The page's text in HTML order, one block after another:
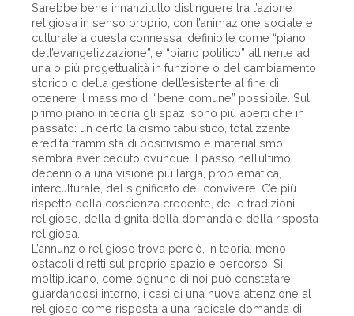
Sarebbe bene innanzitutto distinguere tra l’azione
religiosa in senso proprio, con l’animazione sociale e
culturale a questa connessa, definibile come “piano
dell’evangelizzazione”, e “piano politico” attinente ad
una o più progettualità in funzione o del cambiamento
storico o della gestione dell’esistente al fine di
ottenere il massimo di “bene comune” possibile. Sul
primo piano in teoria gli spazi sono più aperti che in
passato: un certo laicismo tabuistico, totaliz­zante,
eredità frammista di positivismo e materialismo,
sembra aver ceduto ovunque il passo nell’ultimo
decennio a una visione più larga, problematica,
interculturale, del significato del convivere. C’è più
rispetto della coscienza cre­dente, delle tradizioni
religiose, della dignità della domanda e della risposta
religiosa.
L’annunzio religioso trova perciò, in teoria, meno
ostacoli diretti sul proprio spazio e percorso. Si
moltiplicano, come ognuno di noi può constatare
guardandosi intorno, i casi di una nuova attenzione al
religioso come risposta a una radicale domanda di